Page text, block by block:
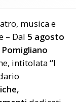
musica e
– Dal 5 agosto
Pomigliano
intitolata“I